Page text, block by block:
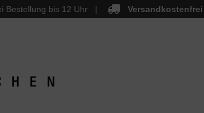
Bestellung bis 12 Uhr Versandkostenfrei